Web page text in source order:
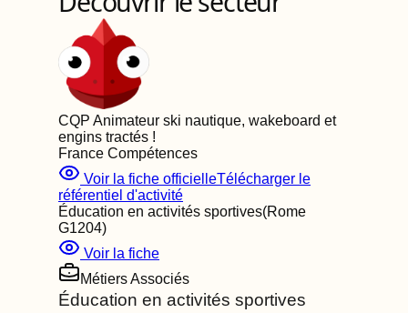
CQP Animateur ski nautique, wakeboard et
engins tractés !
France Compétences
Voir la fiche officielleTélécharger le
référentiel d'activité
Éducation en activités sportives(Rome
G1204)
Voir la fiche
Métiers Associés
Éducation en activités sportives